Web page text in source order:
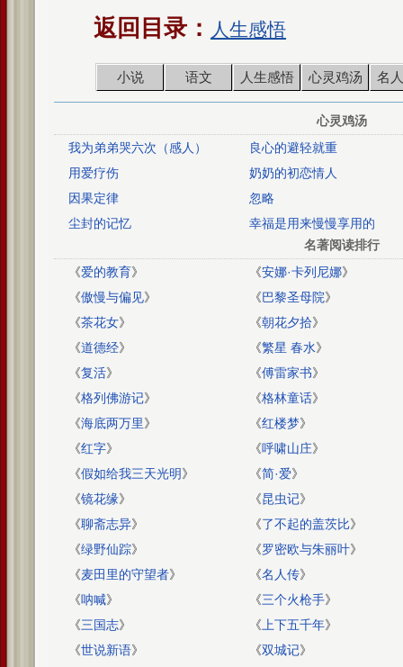
返回目录： 人生感悟
小说 语文 人生感悟 心灵鸡汤 名
心灵鸡汤
我为弟弟哭六次（感人）
良心的避轻就重
用爱疗伤
奶奶的初恋情人
因果定律
忽略
尘封的记忆
幸福是用来慢慢享用的
名著阅读排行
《爱的教育》 《安娜·卡列尼娜》
《傲慢与偏见》 《巴黎圣母院》
《茶花女》 《朝花夕拾》
《道德经》 《繁星 春水》
《复活》 《傅雷家书》
《格列佛游记》 《格林童话》
《海底两万里》 《红楼梦》
《红字》 《呼啸山庄》
《假如给我三天光明》 《简·爱》
《镜花缘》 《昆虫记》
《聊斋志异》 《了不起的盖茨比》
《绿野仙踪》 《罗密欧与朱丽叶》
《麦田里的守望者》 《名人传》
《呐喊》 《三个火枪手》
《三国志》 《 上下五千年》
《世说新语》 《双城记》